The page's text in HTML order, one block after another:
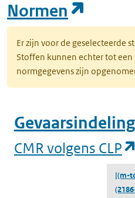
Normen
Er zijn voor de geselecteerde
Stoffen kunnen echter tot
normgegevens zijn
CMR volgens CLP
[(m-